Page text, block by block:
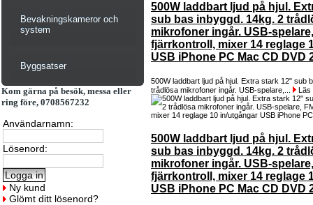
Bevakningskameror och
system
Byggsatser
Kom gärna på besök, messa eller
ring före, 0708567232
Användarnamn:
Lösenord:
Ny kund
Glömt ditt lösenord?
500W laddbart ljud på hjul.
sub bas inbyggd. 14kg. 2
mikrofoner ingår. USB-
fjärrkontroll, mixer 14 reglage
USB iPhone PC Mac CD DVD
500W laddbart ljud på hjul. Extra stark 12" sub
trådlösa mikrofoner ingår. USB-spelare,...
500W laddbart ljud på hjul.
sub bas inbyggd. 14kg. 2
mikrofoner ingår. USB-
fjärrkontroll, mixer 14 reglage
USB iPhone PC Mac CD DVD